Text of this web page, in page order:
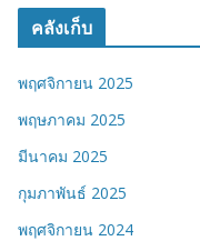
คลังเก็บ
พฤศจิกายน 2025
พฤษภาคม 2025
มีนาคม 2025
กุมภาพันธ์ 2025
พฤศจิกายน 2024